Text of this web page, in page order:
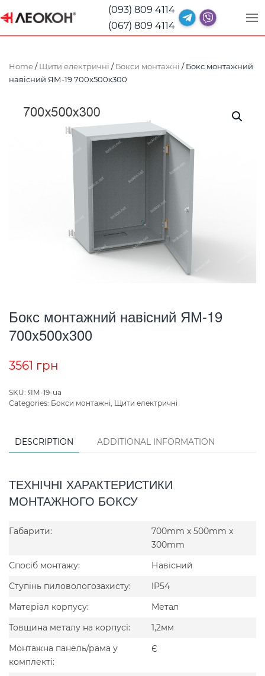
(093) 809 4114
(067) 809 4114
Home/Щити електричні /Бокси монтажні / Бокс монтажний
навісний ЯМ-19 700x500x300
Бокс монтажний навісний ЯМ-19
700x500x300
3561 грн
SKU: ЯМ-19-ua
Categories: Бокси монтажні Щити електричні
DESCRIPTION ADDITIONAL INFORMATION
ТЕХНІЧНІ ХАРАКТЕРИСТИКИ
МОНТАЖНОГО БОКСУ
Габарити:
700mm x 500mm x
300mm
Спосіб монтажу:
Навісний
Ступінь пиловологозахисту:
IP54
Матеріал корпусу:
Метал
Товщина металу на корпусі:
1,2мм
Монтажна панель/рама у
комплекті:
Є